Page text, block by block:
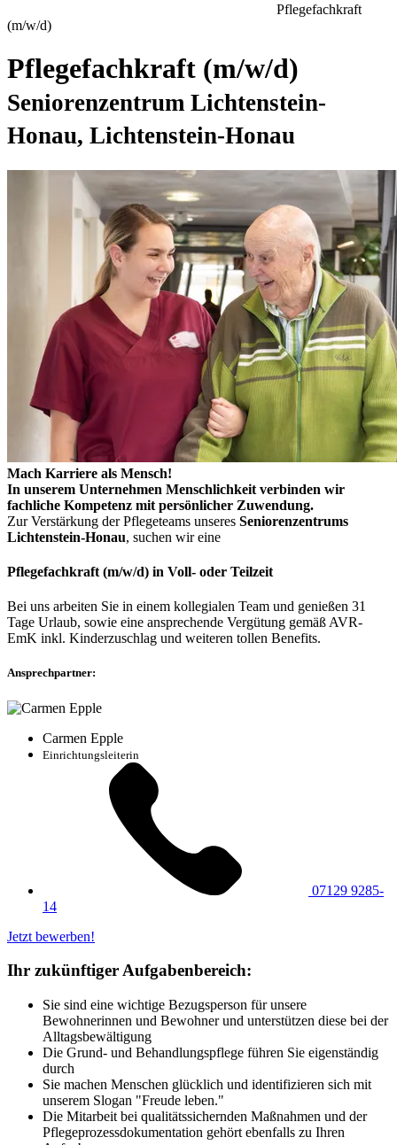
Pflegefachkraft
(m/w/d)
Pflegefachkraft (m/w/d)
Seniorenzentrum Lichtenstein-
Honau, Lichtenstein-Honau
Mach Karriere als Mensch!
In unserem Unternehmen Menschlichkeit verbinden wir
fachliche Kompetenz mit persönlicher Zuwendung.
Zur Verstärkung der Pflegeteams unseres Seniorenzentrums
Lichtenstein-Honau, suchen wir eine
Pflegefachkraft (m/w/d) in Voll- oder Teilzeit
Bei uns arbeiten Sie in einem kollegialen Team und genießen 31
Tage Urlaub, sowie eine ansprechende Vergütung gemäß AVR-
EmK inkl. Kinderzuschlag und weiteren tollen Benefits.
Ansprechpartner:
Carmen Epple
Einrichtungsleiterin
07129 9285-
14
Jetzt bewerben!
Ihr zukünftiger Aufgabenbereich:
Sie sind eine wichtige Bezugsperson für unsere
Bewohnerinnen und Bewohner und unterstützen diese bei der
Alltagsbewältigung
Die Grund- und Behandlungspflege führen Sie eigenständig
durch
Sie machen Menschen glücklich und identifizieren sich mit
unserem Slogan "Freude leben."
Die Mitarbeit bei qualitätssichernden Maßnahmen und der
Pflegeprozessdokumentation gehört ebenfalls zu Ihren